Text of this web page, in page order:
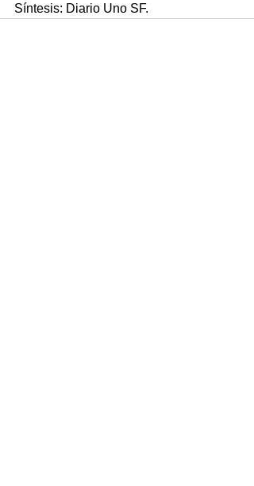
Síntesis: Diario Uno SF.